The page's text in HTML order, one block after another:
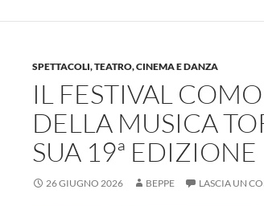
SPETTACOLI, TEATRO, CINEMA E DANZA
IL FESTIVAL
DELLA MUSICA
SUA 19ª EDIZIONE
26 GIUGNO 2026 BEPPE LASCIA UN